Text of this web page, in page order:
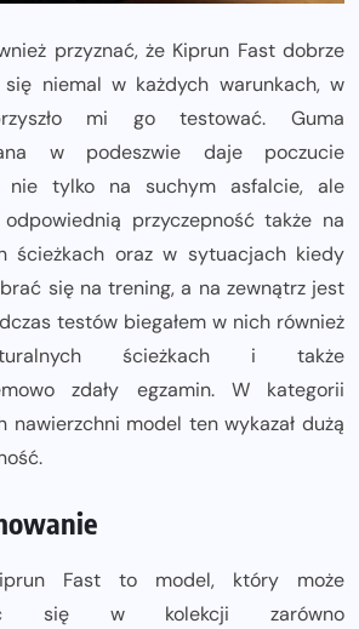
przyznać, że Kiprun Fast dobrze
się niemal w każdych warunkach, w
mi go testować. Guma
w podeszwie daje poczucie
nie tylko na suchym asfalcie, ale
przyczepność także na
ścieżkach oraz w sytuacjach kiedy
się na trening, a na zewnątrz jest
testów biegałem w nich również
ścieżkach i także
zdały egzamin. W kategorii
nawierzchni model ten wykazał dużą
Fast to model, który może
się w kolekcji zarówno